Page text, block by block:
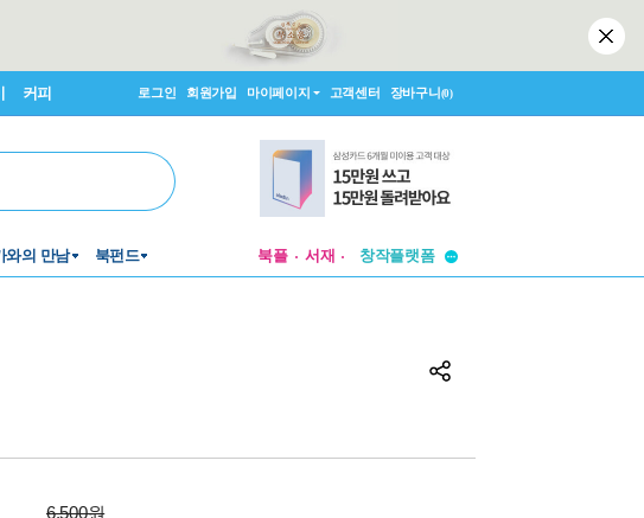
커피 로그인 회원가입 마이페이지 고객센터 장바구니(0)
와의 만남 북펀드 북플 서재
창작플랫폼
6,500원